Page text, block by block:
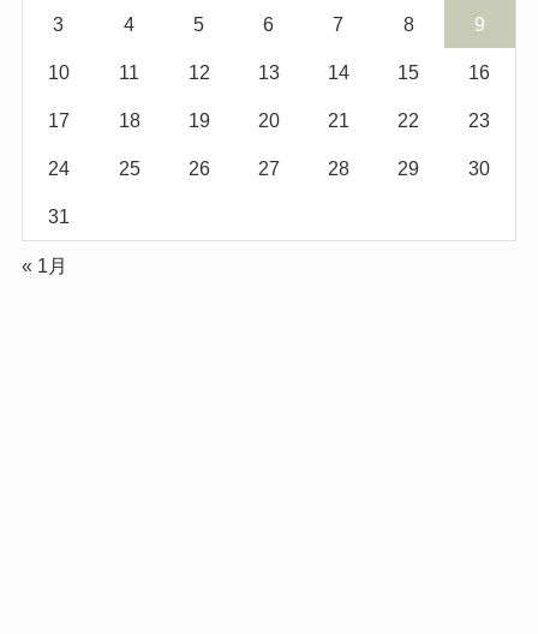
3 4 5 6 7 8 9
10 11 12 13 14 15 16
17 18 19 20 21 22 23
24 25 26 27 28 29 30
31
« 1月